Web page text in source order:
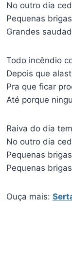
No outro dia
Pequenas brigas
Grandes
Todo incêndio
Depois que
Pra que ficar
Até porque
Raiva do dia
No outro dia
Pequenas
Pequenas
Ouça mais: